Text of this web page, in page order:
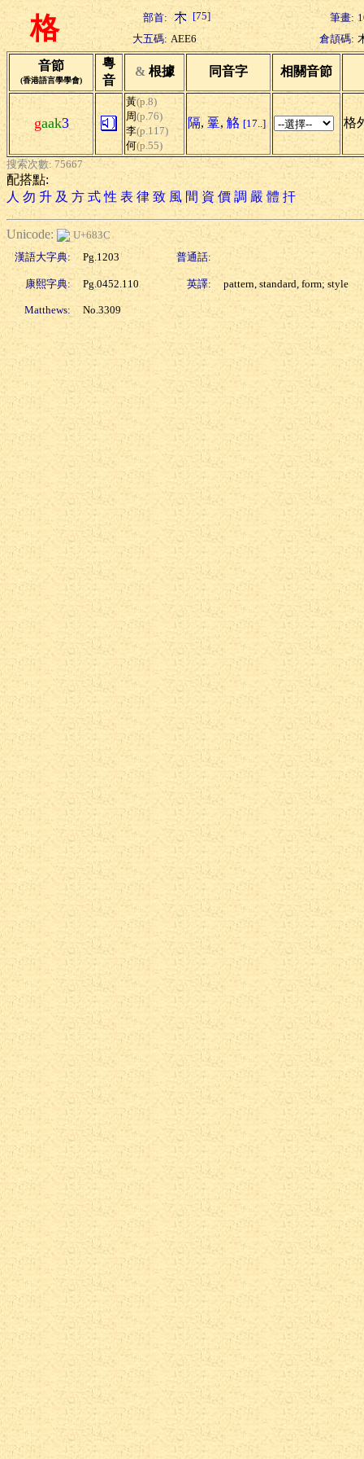
格 部首: [75] 筆畫:
大五碼: AEE6 倉頡碼:
音節
(香港語言學學會)
粵
音
& 根據 同音字 相關音節
gaak3
黃(p.8)
周(p.76)
李(p.117)
何(p.55)
隔, 鞷, 觡 [17..] 格
搜索次數: 75667
配搭點:
人 勿 升 及 方 式 性 表 律 致 風 間 資 價 調 嚴 體 扞
Unicode:
U+683C
漢語大字典:
Pg.1203 普通話:
康熙字典: Pg.0452.110 英譯: pattern, standard, form; style
Matthews: No.3309